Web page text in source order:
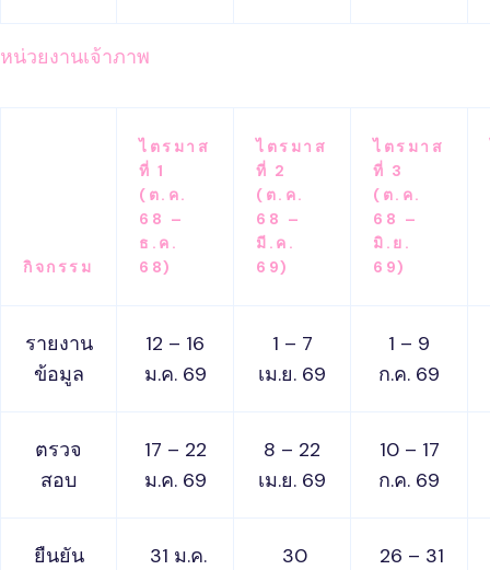
หน่วยงานเจ้าภาพ
กิจกรรม
ไตรมาส
ที่ 1
(ต.ค.
68 –
ธ.ค.
68)
ไตรมาส
ที่ 2
(ต.ค.
68 –
มี.ค.
69)
ไตรมาส
ที่ 3
(ต.ค.
68 –
มิ.ย.
69)
รายงาน
ข้อมูล
12 – 16
ม.ค. 69
1 – 7
เม.ย. 69
1 – 9
ก.ค. 69
ตรวจ
สอบ
17 – 22
ม.ค. 69
8 – 22
เม.ย. 69
10 – 17
ก.ค. 69
ยืนยัน
31 ม.ค.
30
26 – 31